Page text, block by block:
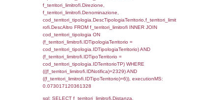
el_regioni.IstRegione) ON
el_comuni.IstComune WHERE
(((f_confini.IDNotifica)=2329));,
0.00059700012207031
sql: SELECT
SEPARATOR '; ') AS DescAltro,